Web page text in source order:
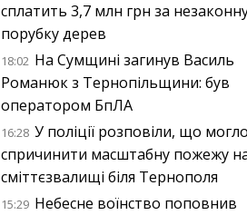
сплатить 3,7 млн грн за
порубку дерев
18:02 На Сумщині загинув Василь
Романюк з Тернопільщини: був
оператором БпЛА
16:28 У поліції розповіли, що могло
спричинити масштабну пожежу
сміттєзвалищі біля Тернополя
15:29 Небесне воїнство поповнив